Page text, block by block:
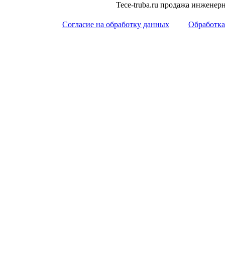
Tece-truba.ru продажа
Согласие на обработку данных